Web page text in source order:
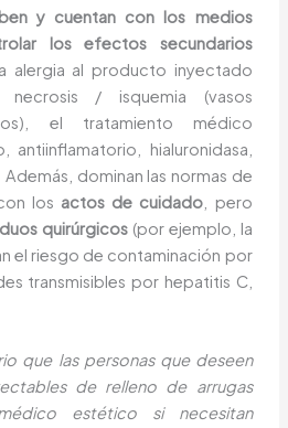
y cuentan con los medios
los efectos secundarios
alergia al producto inyectado
necrosis / isquemia (vasos
el tratamiento médico
antiinflamatorio, hialuronidasa,
dominan las normas de
los actos de cuidado , pero
quirúrgicos(por ejemplo, la
el riesgo de contaminación por
transmisibles por hepatitis C,
que las personas que deseen
de relleno de arrugas
estético si necesitan